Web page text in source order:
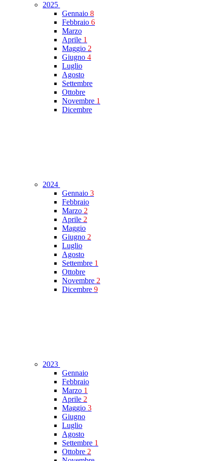
2025
Gennaio 8
Febbraio 6
Marzo
Aprile 1
Maggio 2
Giugno 4
Luglio
Agosto
Settembre
Ottobre
Novembre 1
Dicembre
2024
Gennaio 3
Febbraio
Marzo 2
Aprile 2
Maggio
Giugno 2
Luglio
Agosto
Settembre 1
Ottobre
Novembre 2
Dicembre 9
2023
Gennaio
Febbraio
Marzo 1
Aprile 2
Maggio 3
Giugno
Luglio
Agosto
Settembre 1
Ottobre 2